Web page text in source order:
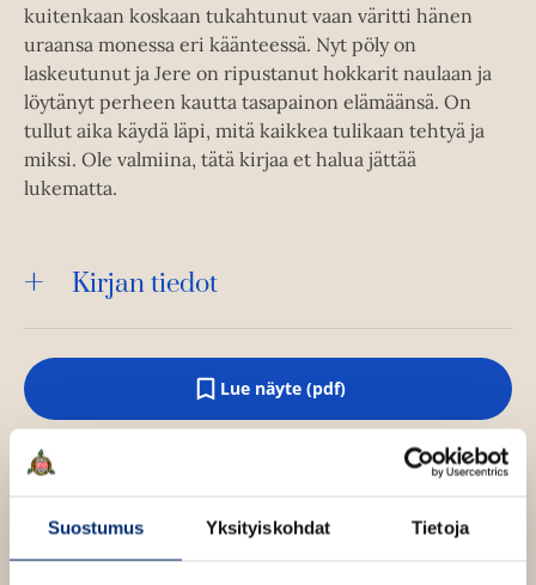
Suostumus Yksityiskohdat Tietoja
kuitenkaan koskaan tukahtunut vaan väritti hänen
uraansa monessa eri käänteessä. Nyt pöly on
laskeutunut ja Jere on ripustanut hokkarit naulaan ja
löytänyt perheen kautta tasapainon elämäänsä. On
tullut aika käydä läpi, mitä kaikkea tulikaan tehtyä ja
miksi. Ole valmiina, tätä kirjaa et halua jättää
lukematta.
Kirjan tiedot
Lue näyte (pdf)
A
u
u
u
Osta teos